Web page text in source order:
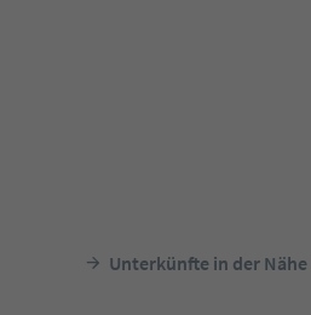
Unterkünfte in der Nähe